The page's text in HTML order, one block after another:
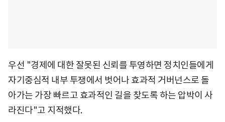
우선 "경제에 대한 잘못된 신뢰를 투영하면 정치인들에게
자기중심적 내부 투쟁에서 벗어나 효과적 거버넌스로 돌
아가는 가장 빠르고 효과적인 길을 찾도록 하는 압박이 사
라진다"고 지적했다.